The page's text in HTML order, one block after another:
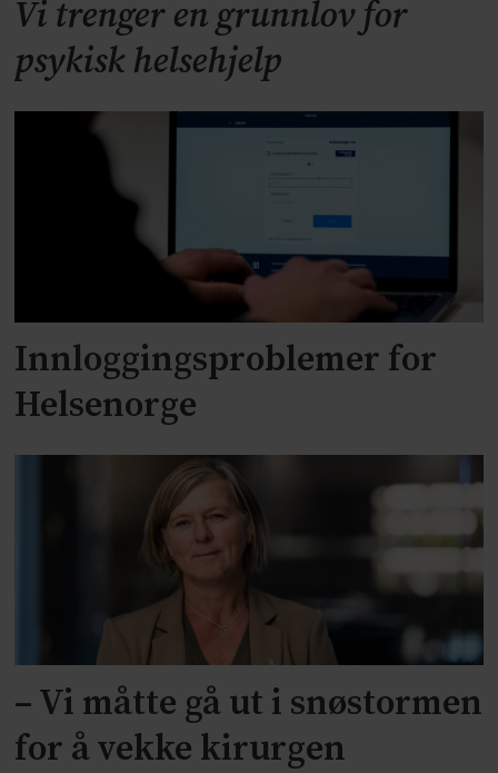
Vi trenger en grunnlov for
psykisk helsehjelp
Innloggingsproblemer for
Helsenorge
– Vi måtte gå ut i snøstormen
for å vekke kirurgen